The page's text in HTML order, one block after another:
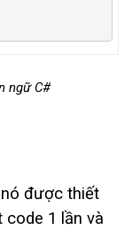
ngữ C#
được thiết
code 1 lần và